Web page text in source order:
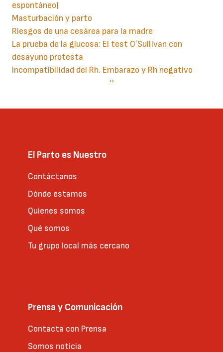
espontáneo)
Masturbación y parto
Riesgos de una cesárea para la madre
La prueba de la glucosa: El test O´Sullivan con
desayuno protesta
Incompatibilidad del Rh. Embarazo y Rh negativo
Siguiente
››
El Parto es Nuestro
Contáctanos
Dónde estamos
Quienes somos
Qué somos
Tu grupo local más cercano
Prensa y Comunicación
Contacta con Prensa
Somos noticia